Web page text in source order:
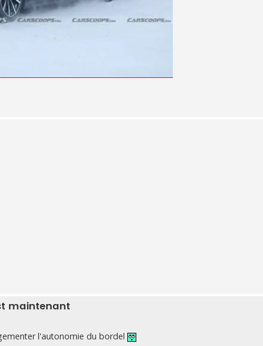
maintenant
l'autonomie du bordel